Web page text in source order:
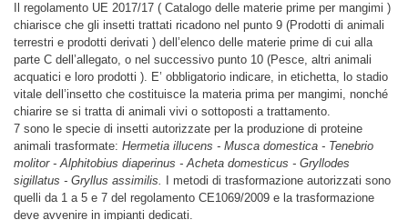
Il regolamento UE 2017/17 ( Catalogo delle materie prime per mangimi )
chiarisce che gli insetti trattati ricadono nel punto 9 (Prodotti di animali
terrestri e prodotti derivati ) dell’elenco delle materie prime di cui alla
parte C dell’allegato, o nel successivo punto 10 (Pesce, altri animali
acquatici e loro prodotti ). E’ obbligatorio indicare, in etichetta, lo stadio
vitale dell’insetto che costituisce la materia prima per mangimi, nonché
chiarire se si tratta di animali vivi o sottoposti a trattamento.
7 sono le specie di insetti autorizzate per la produzione di proteine
animali trasformate: Hermetia illucens - Musca domestica - Tenebrio
molitor - Alphitobius diaperinus - Acheta domesticus - Gryllodes
sigillatus - Gryllus assimilis.
I metodi di trasformazione autorizzati sono
quelli da 1 a 5 e 7 del regolamento CE1069/2009 e la trasformazione
deve avvenire in impianti dedicati.